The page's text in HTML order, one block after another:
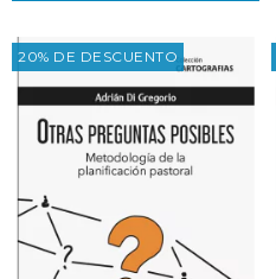
20% DE DESCUENTO